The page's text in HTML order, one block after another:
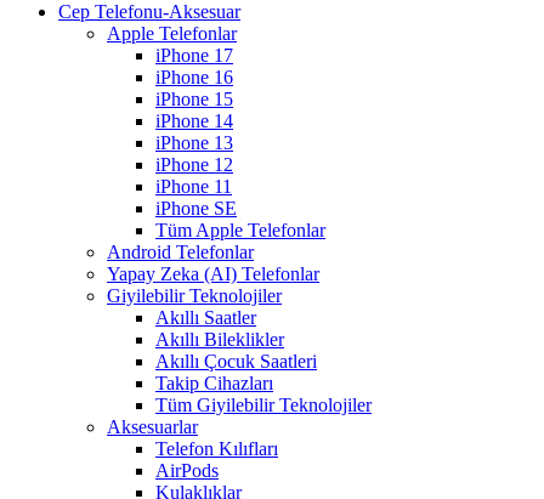
Cep Telefonu-Aksesuar
Apple Telefonlar
iPhone 17
iPhone 16
iPhone 15
iPhone 14
iPhone 13
iPhone 12
iPhone 11
iPhone SE
Tüm Apple Telefonlar
Android Telefonlar
Yapay Zeka (AI) Telefonlar
Giyilebilir Teknolojiler
Akıllı Saatler
Akıllı Bileklikler
Akıllı Çocuk Saatleri
Takip Cihazları
Tüm Giyilebilir Teknolojiler
Aksesuarlar
Telefon Kılıfları
AirPods
Kulaklıklar